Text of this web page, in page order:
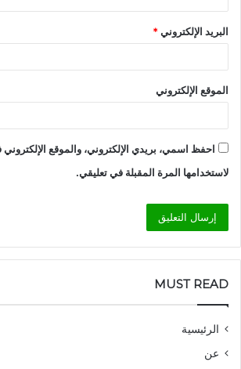
البريد الإلكتروني*
الموقع الإلكتروني
احفظ اسمي، بريدي الإلكتروني، والموقع
لاستخدامها المرة المقبلة في تعليقي.
MUST READ
الرئيسية
عن